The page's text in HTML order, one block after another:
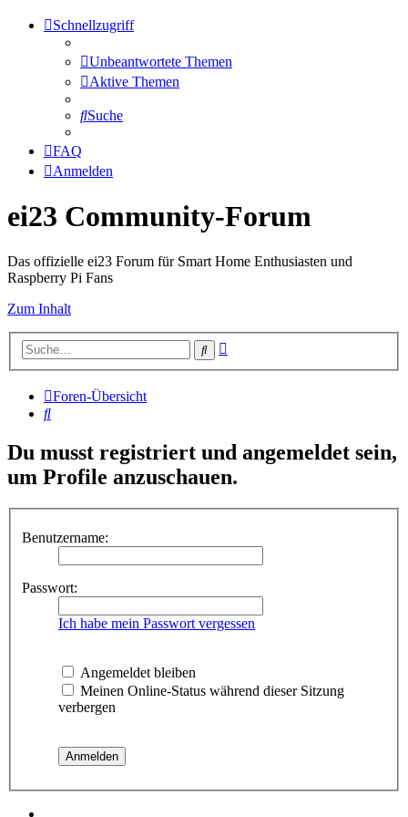
Schnellzugriff
Unbeantwortete Themen
Aktive Themen
Suche
FAQ
Anmelden
ei23 Community-Forum
Das offizielle ei23 Forum für Smart Home Enthusiasten und
Raspberry Pi Fans
Zum Inhalt
Suche
Foren-Übersicht
Suche
Du musst registriert und angemeldet sein,
um Profile anzuschauen.
Benutzername:
Passwort:
Ich habe mein Passwort vergessen
Angemeldet bleiben
Meinen Online-Status während dieser Sitzung
verbergen